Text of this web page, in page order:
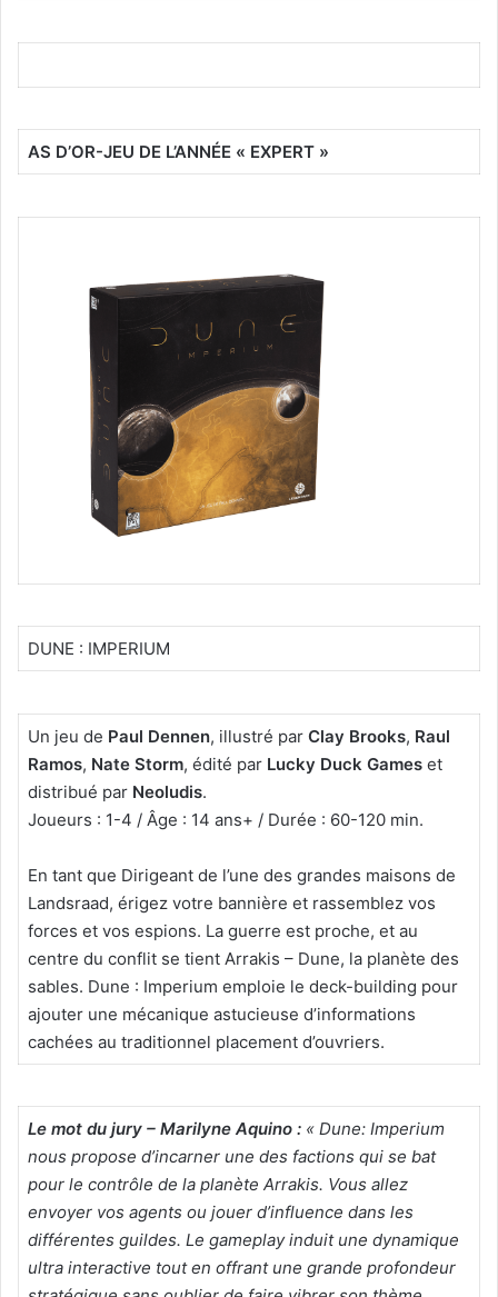
AS D’OR-JEU DE L’ANNÉE « EXPERT »
DUNE : IMPERIUM
Un jeu de Paul Dennen, illustré par Clay Brooks, Raul
Ramos, Nate Storm, édité par Lucky Duck Gameset
distribué par Neoludis.
Joueurs : 1-4 / Âge : 14 ans+ / Durée : 60-120 min.
En tant que Dirigeant de l’une des grandes maisons de
Landsraad, érigez votre bannière et rassemblez vos
forces et vos espions. La guerre est proche, et au
centre du conflit se tient Arrakis – Dune, la planète des
sables. Dune : Imperium emploie le deck-building pour
ajouter une mécanique astucieuse d’informations
cachées au traditionnel placement d’ouvriers.
Le mot du jury – Marilyne Aquino : « Dune: Imperium
nous propose d’incarner une des factions qui se bat
pour le contrôle de la planète Arrakis. Vous allez
envoyer vos agents ou jouer d’influence dans les
différentes guildes. Le gameplay induit une dynamique
ultra interactive tout en offrant une grande profondeur